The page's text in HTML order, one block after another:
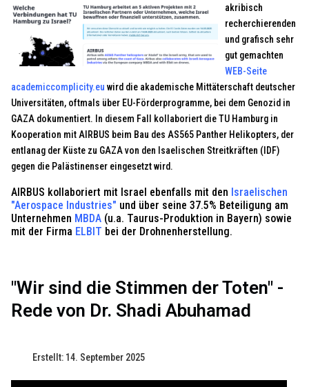
akribisch
recherchierenden
und grafisch sehr
gut gemachten
WEB-Seite
academiccomplicity.eu wird die akademische Mittäterschaft deutscher
Universitäten, oftmals über EU-Förderprogramme, bei dem Genozid in
GAZA dokumentiert. In diesem Fall kollaboriert die TU Hamburg in
Kooperation mit AIRBUS beim Bau des AS565 Panther Helikopters, der
entlanag der Küste zu GAZA von den Isaelischen Streitkräften (IDF)
gegen die Palästinenser eingesetzt wird.
AIRBUS kollaboriert mit Israel ebenfalls mit den Israelischen
"Aerospace Industries" und über seine 37.5% Beteiligung am
Unternehmen MBDA (u.a. Taurus-Produktion in Bayern) sowie
mit der Firma ELBIT bei der Drohnenherstellung.
"Wir sind die Stimmen der Toten" -
Rede von Dr. Shadi Abuhamad
Erstellt: 14. September 2025